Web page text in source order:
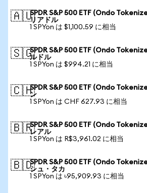
🇦🇺SPDR S&P 500 ETF (Ondo
リアドル
1 SPYon は $1,100.59 に相当
🇸🇬SPDR S&P 500 ETF (Ondo
ルドル
1 SPYon は $994.21 に相当
🇨🇭SPDR S&P 500 ETF (Ondo
ン
1 SPYon は CHF 627.93 に相当
🇧🇷SPDR S&P 500 ETF (Ondo
レアル
1 SPYon は R$3,961.02 に相当
🇧🇩SPDR S&P 500 ETF (Ondo
シュ・タカ
1 SPYon は ৳95,909.93 に相当